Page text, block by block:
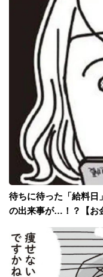
待ちに待った「給料日
の出来事が…！？【お